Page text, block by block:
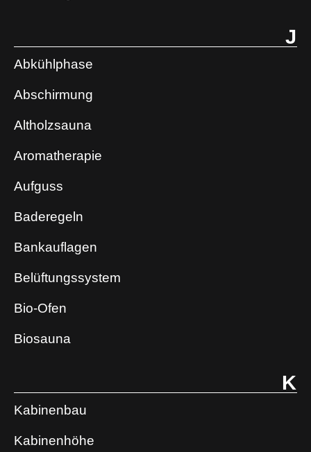
J
Abkühlphase
Abschirmung
Altholzsauna
Aromatherapie
Aufguss
Baderegeln
Bankauflagen
Belüftungssystem
Bio-Ofen
Biosauna
K
Kabinenbau
Kabinenhöhe